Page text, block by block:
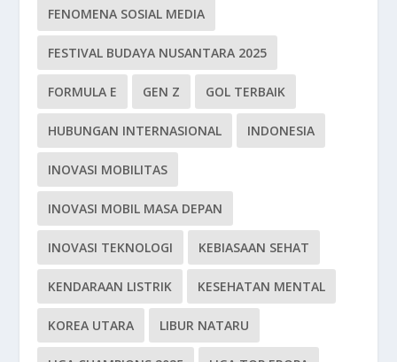
FENOMENA SOSIAL MEDIA
FESTIVAL BUDAYA NUSANTARA 2025
FORMULA E GEN Z GOL TERBAIK
HUBUNGAN INTERNASIONAL INDONESIA
INOVASI MOBILITAS
INOVASI MOBIL MASA DEPAN
INOVASI TEKNOLOGI KEBIASAAN SEHAT
KENDARAAN LISTRIK KESEHATAN MENTAL
KOREA UTARA LIBUR NATARU